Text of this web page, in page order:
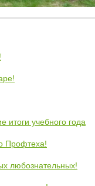
учебного года
Профтеха!
любознательных!